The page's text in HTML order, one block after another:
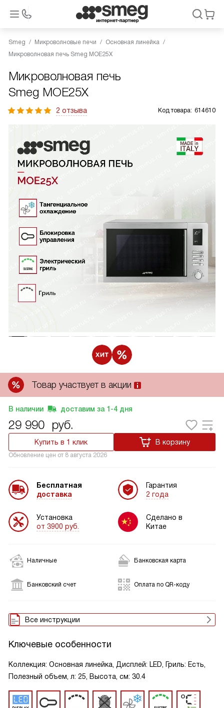
Smeg Микроволновые печи
Основная линейка
Микроволновая печь Smeg MOE25X
Микроволновая печь
Smeg MOE25X
2 отзыва Код товара: 614610
Товар участвует в акции
В наличии доставим за 1-4 дня
29 990 руб.
Купить в 1 клик В корзину
Обновление цен от 8 августа 2026
Бесплатная
доставка
Установка
от 3900 руб.
Гарантия
2 года
Сделано в
Китае
Наличные Банковская карта
Банковский счет Оплата по QR-коду
Все инструкции
Ключевые особенности
Коллекция: Основная линейка, Дисплей: LED, Гриль: Есть,
Полезный объем, л: 25, Высота, см: 30.4